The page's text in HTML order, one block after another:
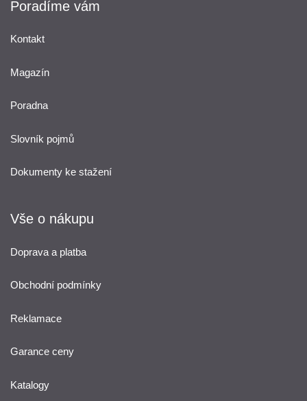
Poradíme vám
Kontakt
Magazín
Poradna
Slovník pojmů
Dokumenty ke stažení
Vše o nákupu
Doprava a platba
Obchodní podmínky
Reklamace
Garance ceny
Katalogy